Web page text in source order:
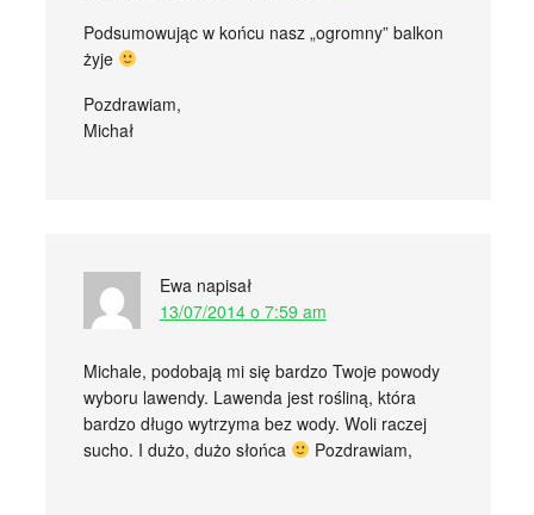
Podsumowując w końcu nasz „ogromny” balkon
żyje
Pozdrawiam,
Michał
Ewa napisał
13/07/2014 o 7:59 am
Michale, podobają mi się bardzo Twoje powody
wyboru lawendy. Lawenda jest rośliną, która
bardzo długo wytrzyma bez wody. Woli raczej
sucho. I dużo, dużo słońca
Pozdrawiam,